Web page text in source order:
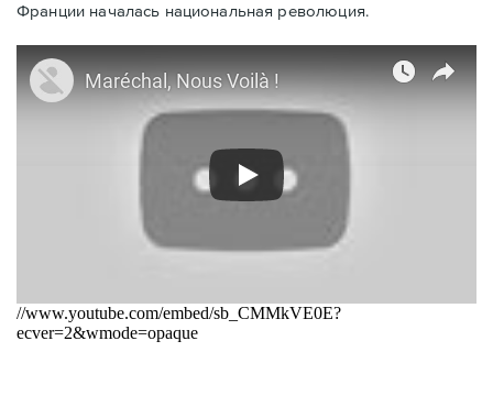
Франции началась национальная революция.